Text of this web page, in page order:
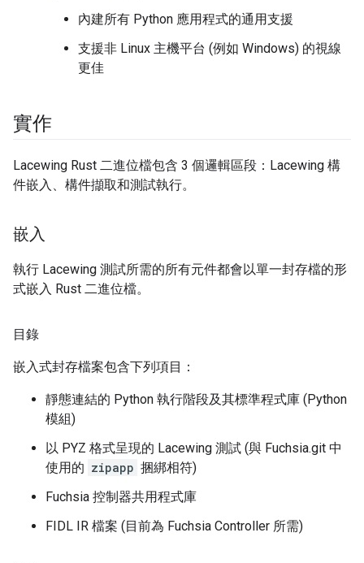
內建所有 Python 應用程式的通用支援
支援非 Linux 主機平台 (例如 Windows) 的視線
更佳
實作
Lacewing Rust 二進位檔包含 3 個邏輯區段：Lacewing 構
件嵌入、構件擷取和測試執行。
嵌入
執行 Lacewing 測試所需的所有元件都會以單一封存檔的形
式嵌入 Rust 二進位檔。
目錄
嵌入式封存檔案包含下列項目：
靜態連結的 Python 執行階段及其標準程式庫 (Python
模組)
以 PYZ 格式呈現的 Lacewing 測試 (與 Fuchsia.git 中
使用的 zipapp 捆綁相符)
Fuchsia 控制器共用程式庫
FIDL IR 檔案 (目前為 Fuchsia Controller 所需)